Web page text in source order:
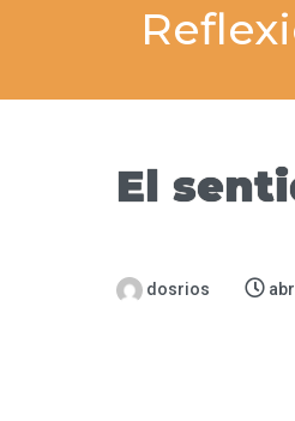
El
dosrios